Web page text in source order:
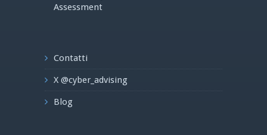
Assessment
Contatti
X @cyber_advising
Blog